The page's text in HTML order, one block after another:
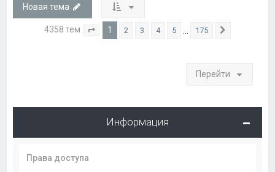
Новая тема
4358 тем Страница из 175
1 2 3 4 5 175
Перейти
Информация
Права доступа